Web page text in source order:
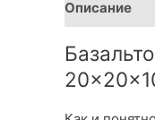
Описание